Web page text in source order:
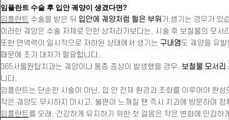
임플란트 수술 후 입안 궤양이 생겼다면?
임플란트 수술을 받은 뒤 입안에 궤양처럼 헐은 부위 가 생기는 경우가 있
이러한 궤양은 수술 자체로 인한 상처라기보다는, 시술 후 보철물의 모
또한 면역력이 일시적으로 저하된 상태에서 생기는 구내염도 궤양을 유
때문에 조기 대처가 필요합니다.
365서울원탑치과는 궤양이나 통증 증상이 발생했을 경우, 보철물 모서리
니다.
임플란트는 단순한 시술이 아닌, 입 안 전체 환경과 조화를 이루어야 완성
작은 궤양도 무시하지 마시고, 불편이 느껴질 땐 즉시 치과에 방문하여
임플란트를 오래, 건강하게 유지하기 위한 첫 걸음은 작은 변화에 민감하